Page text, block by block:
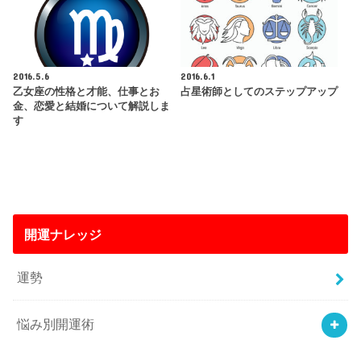
2016.5.6
乙女座の性格と才能、仕事とお
金、恋愛と結婚について解説しま
す
2016.6.1
占星術師としてのステップアップ
開運ナレッジ
運勢
悩み別開運術